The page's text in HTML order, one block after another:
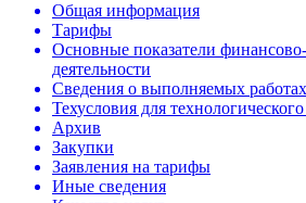
Общая информация
Тарифы
Основные показатели
деятельности
Сведения о выполняемых работах
Техусловия для
Архив
Закупки
Заявления на тарифы
Иные сведения